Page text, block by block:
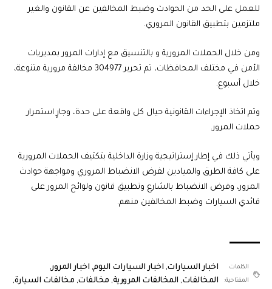
للعمل على الحد من الحوادث وضبط المخالفين عن القانون والغير
ملتزمين بتطبيق القانون المروري.
ومن خلال الحملات المرورية و بالتنسيق مع إدارات المرور بمديريات
الأمن في مختلف المحافظات، تم تحرير 304977 مخالفة مرورية متنوعة،
خلال أسبوع.
وتم اتخاذ الإجراءات القانونية حيال كل واقعة على حدة، وجارٍ استمرار
حملات المرور.
ويأتي ذلك في إطار إستراتيجية وزارة الداخلية بتكثيف الحملات المرورية
على كافة الطرق والميادين لفرض الانضباط المروري ومواجهة حوادث
المرور، وفرض الانضباط بالشارع وتطبيق قانون ولوائح المرور على
قائدي السيارات وضبط المخالفين منهم.
الكلمات
المفتاحية:
اخبار السيارات, اخبار السيارات اليوم, اخبار المرور,
المخالفات, المخالفات المرورية, مخالفات, مخالفات السيارة,